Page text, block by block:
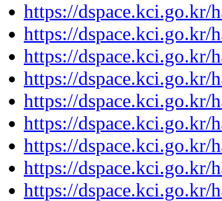
https://dspace.kci.go.kr/
https://dspace.kci.go.kr/
https://dspace.kci.go.kr/
https://dspace.kci.go.kr/
https://dspace.kci.go.kr/
https://dspace.kci.go.kr/
https://dspace.kci.go.kr/
https://dspace.kci.go.kr/
https://dspace.kci.go.kr/